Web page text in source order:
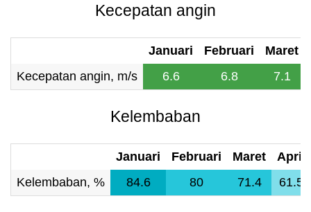
Kecepatan angin
Januari Februari Maret
Kecepatan angin, m/s
6.6 6.8 7.1
Kelembaban
Januari Februari Maret
April
Kelembaban, %
84.6 80 71.4 61.5